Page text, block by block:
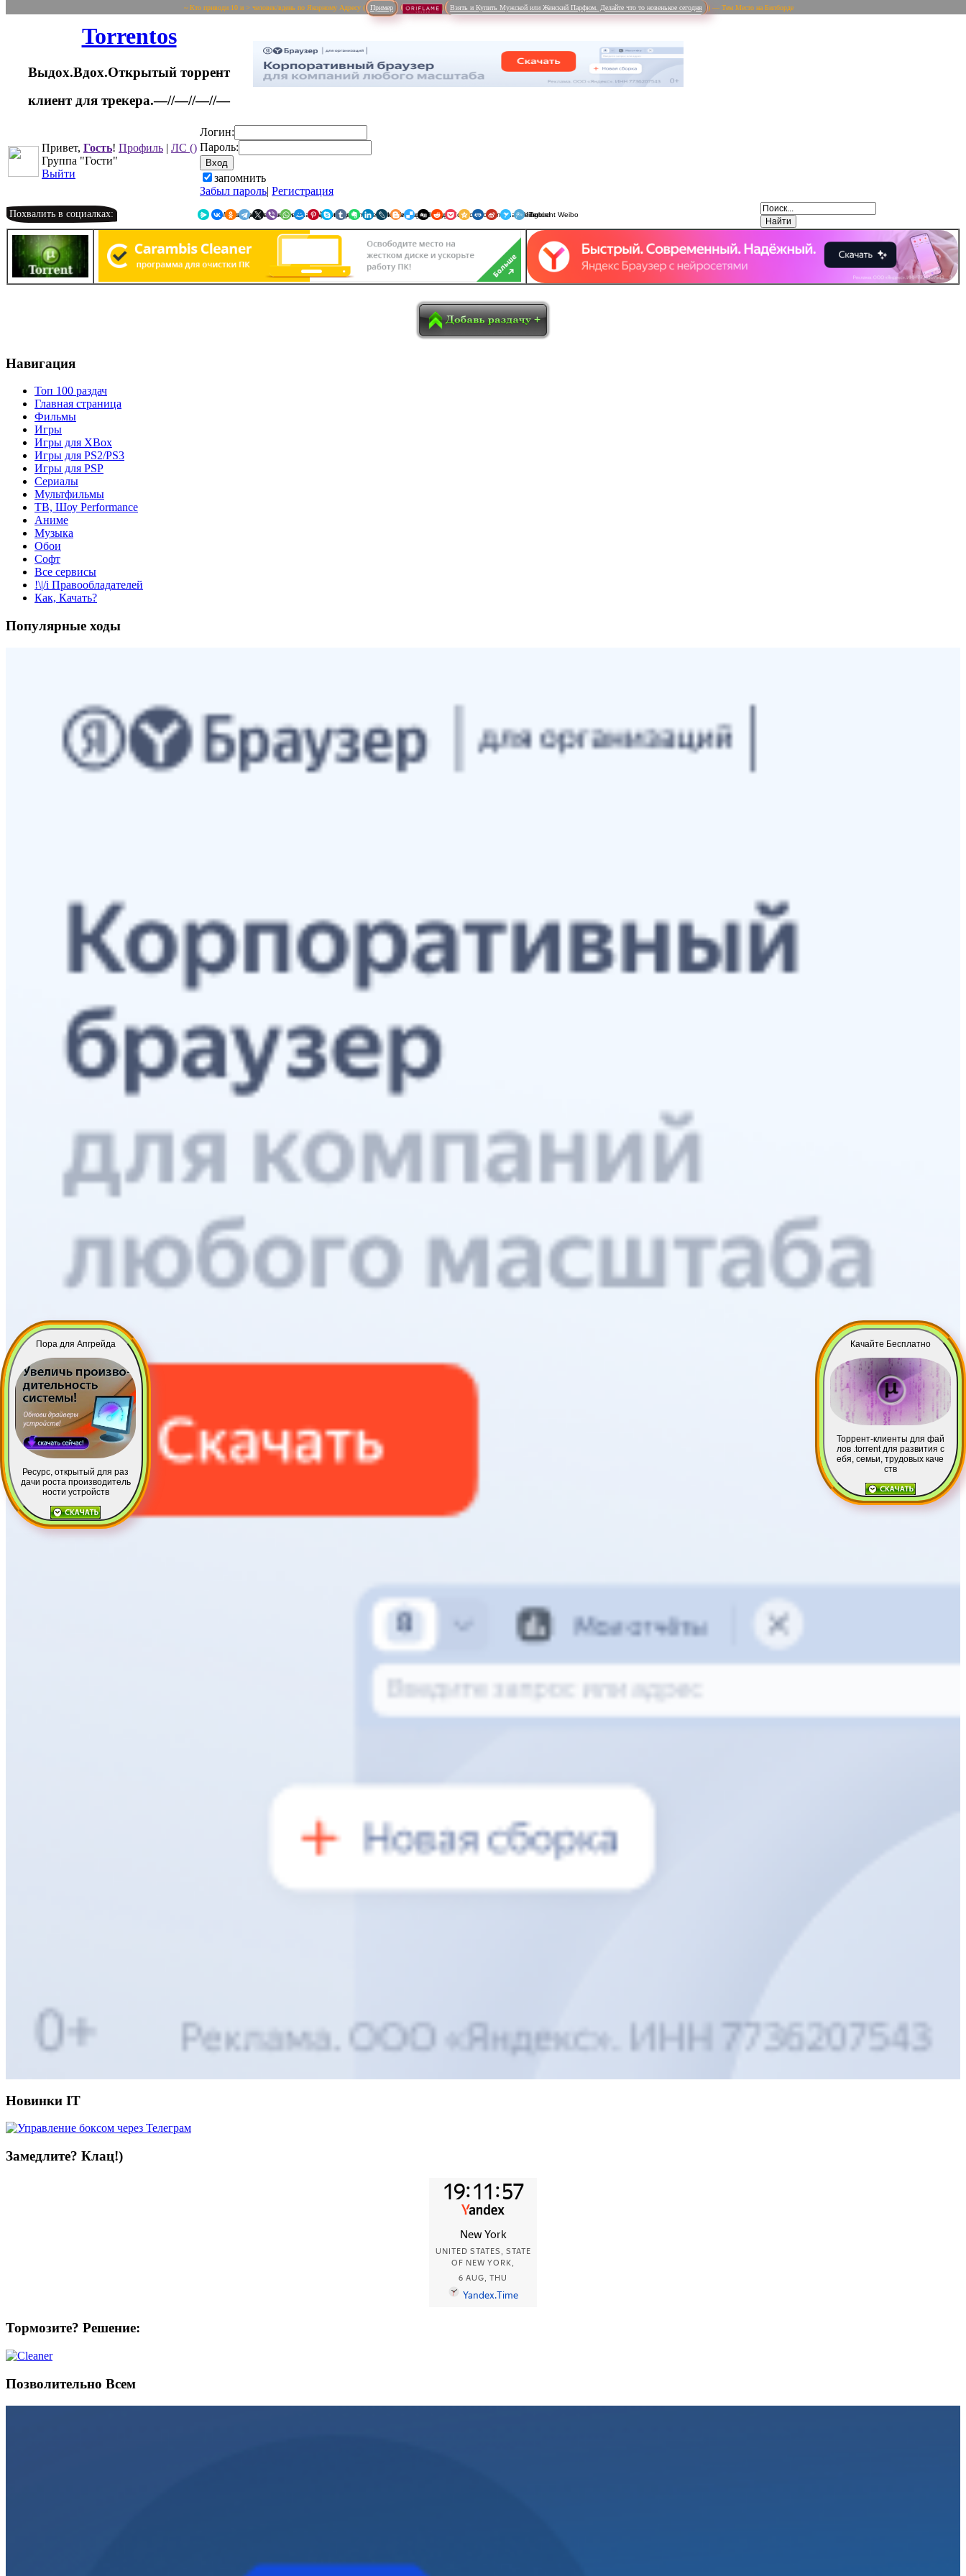
~ Кто приводи 10 и > человек/вдень по Якорному Адресу ( Пример Взять и Купить Мужской или Женский Парфюм. Делайте что то новенькое сегодня ) — Тем Место на Билборде
Качайте Бесплатно
Торрент-клиенты для фай
лов .torrent для развития с
ебя, семьи, трудовых каче
ств
Пора для Апгрейда
Ресурс, открытый для раз
дачи роста производитель
ности устройств
Torrentos
Выдох.Вдох.Открытый торрент
клиент для трекера.—//—//—//—
Привет, Гость! Профиль | ЛС ()
Группа "Гости"
Выйти
Логин:
Пароль:
запомнить
Забыл пароль| Регистрация
Похвалить в социалках: Я.Мессенджер WhatsApp
Мой Мир
Pinterest
SkypeTumblrEvernote
LinkedInLiveJournalDelicious
Diggreddit PocketQzoneRenrenSina Weibo
Surfingbird
Tencent Weibo
Навигация
Топ 100 раздач
Главная страница
Фильмы
Игры
Игры для XBox
Игры для PS2/PS3
Игры для PSP
Сериалы
Мультфильмы
ТВ, Шоу Performance
Аниме
Музыка
Обои
Софт
Все сервисы
!\|/i Правообладателей
Как, Качать?
Популярные ходы
Новинки IT
Замедлите? Клац!)
Тормозите? Решение:
Позволительно Всем